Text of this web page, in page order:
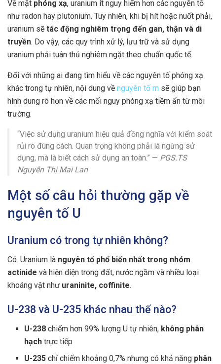
Về mặt phóng xạ, uranium ít nguy hiểm hơn các nguyên tố
như radon hay plutonium. Tuy nhiên, khi bị hít hoặc nuốt phải,
uranium sẽ tác động nghiêm trọng đến gan, thận và di
truyền. Do vậy, các quy trình xử lý, lưu trữ và sử dụng
uranium phải tuân thủ nghiêm ngặt theo chuẩn quốc tế.
Đối với những ai đang tìm hiểu về các nguyên tố phóng xạ
khác trong tự nhiên, nội dung về nguyên tố rn sẽ giúp bạn
hình dung rõ hơn về các mối nguy phóng xạ tiềm ẩn từ môi
trường.
“Việc sử dụng uranium hiệu quả đồng nghĩa với kiểm soát
rủi ro đúng cách. Quan trọng không phải là ngừng sử
dụng, mà là biết cách sử dụng an toàn.” — PGS.TS
Nguyễn Thị Mai Lan
Một số câu hỏi thường gặp về
nguyên tố U
Uranium có trong tự nhiên không?
Có. Uranium là nguyên tố phổ biến nhất trong nhóm
actinide và hiện diện trong đất, nước ngầm và nhiều loại
khoáng vật như uraninite, coffinite.
U-238 và U-235 khác nhau thế nào?
U-238 chiếm hơn 99% lượng U tự nhiên, không phân
hạch trực tiếp
U-235 chỉ chiếm khoảng 0,7% nhưng có khả năng phân